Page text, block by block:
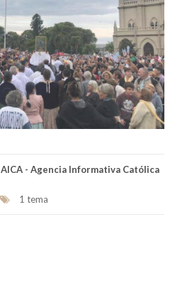
AICA - Agencia Informativa Católica
1 tema